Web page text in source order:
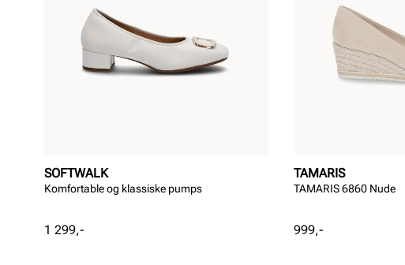
SOFTWALK
Komfortable og klassiske pumps
Pris
1 299,-
TAMARIS
TAMARIS 6860 Nude
Pris
999,-